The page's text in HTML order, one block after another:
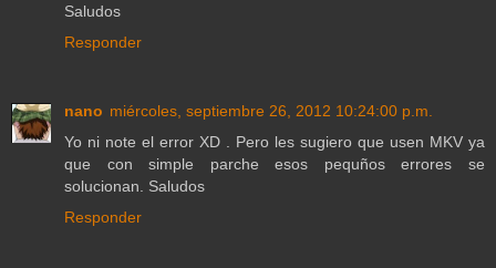
Saludos
Responder
nano miércoles, septiembre 26, 2012 10:24:00 p.m.
Yo ni note el error XD . Pero les sugiero que usen MKV ya
que con simple parche esos pequños errores se
solucionan. Saludos
Responder